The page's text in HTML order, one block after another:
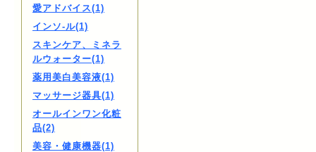
愛アドバイス(1)
インソ-ル(1)
スキンケア、ミネラ
ルウォーター(1)
薬用美白美容液(1)
マッサージ器具(1)
オールインワン化粧
品(2)
美容・健康機器(1)